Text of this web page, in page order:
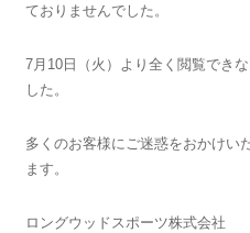
ておりませんでした。
7月10日（火）より全く閲覧でき
した。
多くのお客様にご迷惑をおかけい
ます。
ロングウッドスポーツ株式会社